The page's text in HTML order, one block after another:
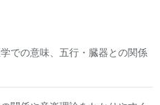
での意味、五行・臓器との関係